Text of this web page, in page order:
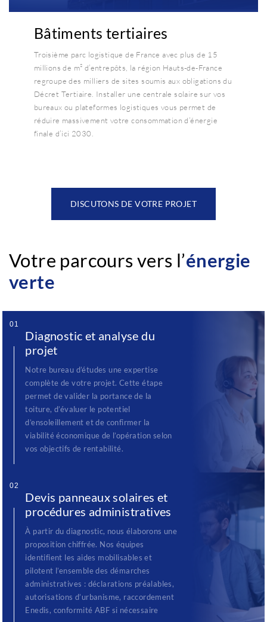
Bâtiments tertiaires
Troisième parc logistique de France avec plus de 15
millions de m² d’entrepôts, la région Hauts-de-France
regroupe des milliers de sites soumis aux obligations du
Décret Tertiaire. Installer une centrale solaire sur vos
bureaux ou plateformes logistiques vous permet de
réduire massivement votre consommation d’énergie
finale d’ici 2030.
DISCUTONS DE VOTRE PROJET
Votre parcours vers l’énergie
verte
Diagnostic et analyse du
projet
Notre bureau d’études une expertise
complète de votre projet. Cette étape
permet de valider la portance de la
toiture, d’évaluer le potentiel
d’ensoleillement et de confirmer la
viabilité économique de l’opération selon
vos objectifs de rentabilité.
01
Devis panneaux solaires et
procédures administratives
À partir du diagnostic, nous élaborons une
proposition chiffrée. Nos équipes
identifient les aides mobilisables et
pilotent l’ensemble des démarches
administratives : déclarations préalables,
autorisations d’urbanisme, raccordement
Enedis, conformité ABF si nécessaire
02